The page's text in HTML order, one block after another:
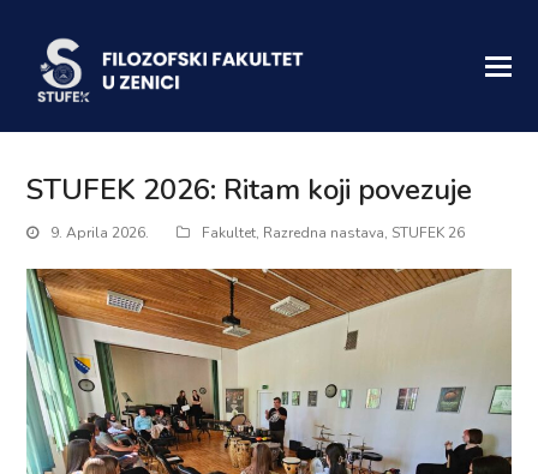
STUFEK 2026: Ritam koji povezuje
9. Aprila 2026. Fakultet, Razredna nastava, STUFEK 26